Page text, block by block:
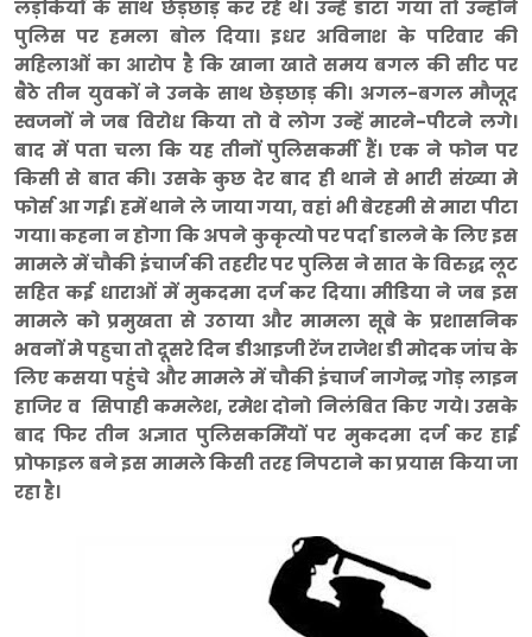
लड़कियों के साथ छेड़छाड़ कर रहे थे। उन्हें डांटा गया तो उन्होंने
पुलिस पर हमला बोल दिया। इधर अविनाश के परिवार की
महिलाओं का आरोप है कि खाना खाते समय बगल की सीट पर
बैठे तीन युवकों ने उनके साथ छेड़छाड़ की। अगल-बगल मौजूद
स्वजनों ने जब विरोध किया तो वे लोग उन्हें मारने-पीटने लगे।
बाद में पता चला कि यह तीनों पुलिसकर्मी हैं। एक ने फोन पर
किसी से बात की। उसके कुछ देर बाद ही थाने से भारी संख्या मे
फोर्स आ गई। हमें थाने ले जाया गया, वहां भी बेरहमी से मारा पीटा
गया। कहना न होगा कि अपने कुकृत्यो पर पर्दा डालने के लिए इस
मामले में चौकी इंचार्ज की तहरीर पर पुलिस ने सात के विरुद्ध लूट
सहित कई धाराओं में मुकदमा दर्ज कर दिया। मीडिया ने जब इस
मामले को प्रमुखता से उठाया और मामला सूबे के प्रशासनिक
भवनों मे पहुचा तो दूसरे दिन डीआइजी रेंज राजेश डी मोदक जांच के
लिए कसया पहुंचे और मामले में चौकी इंचार्ज नागेन्द्र गोड़ लाइन
हाजिर व सिपाही कमलेश, रमेश दोनो निलंबित किए गये। उसके
बाद फिर तीन अज्ञात पुलिसकर्मियों पर मुकदमा दर्ज कर हाई
प्रोफाइल बने इस मामले किसी तरह निपटाने का प्रयास किया जा
रहा है।